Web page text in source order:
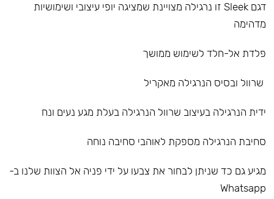
דגם Sleek זו נרגילה מצויינת שמציגה יופי עיצובי ושימושיות
מדהימה
פלדת אל-חלד לשימוש ממושך
שרוול ובסיס הנרגילה מאקריל
ידית הנרגילה בעיצוב שרוול הנרגילה בעלת מגע נעים ונח
סחיבת הנרגילה מספקת לאוהבי סחיבה נוחה
מגיע גם כד שניתן לבחור את צבעו על ידי פניה אל הצוות שלנו ב-
Whatsapp